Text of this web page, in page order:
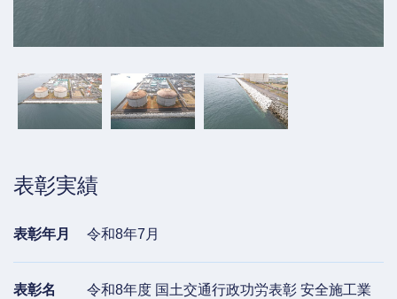
表彰実績
表彰年月 令和8年7月
表彰名
令和8年度 国土交通行政功労表彰 安全施工業